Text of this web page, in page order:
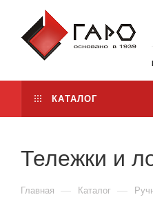
КАТАЛОГ
Тележки и
Главная — Каталог —